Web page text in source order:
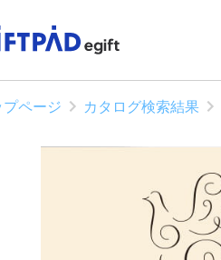
プページ カタログ検索結果